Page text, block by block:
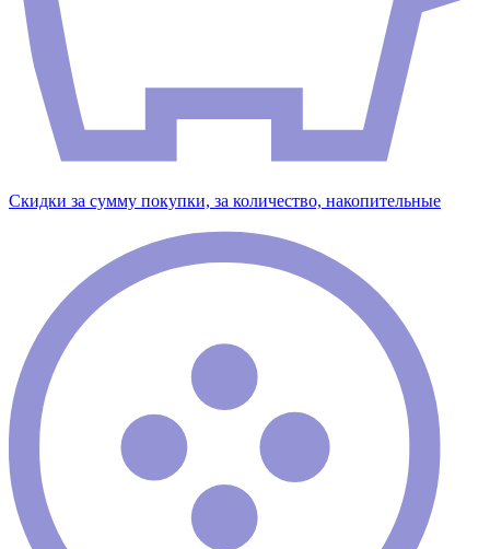
Скидки за сумму покупки, за количество, накопительные